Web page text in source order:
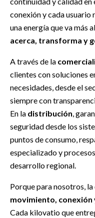
conexión y cada
una energía que va más
acerca, transforma y
A través de la
clientes con soluciones
necesidades, desde el
siempre con
En la distribución,
seguridad desde los
puntos de consumo,
especializado y
desarrollo regional.
Porque para nosotros,
movimiento,
Cada kilovatio que